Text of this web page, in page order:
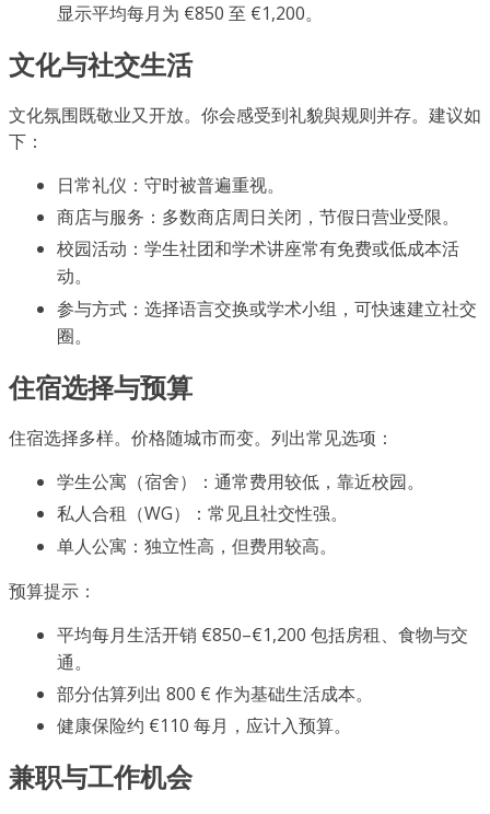
显示平均每月为 €850 至 €1,200。
文化与社交生活
文化氛围既敬业又开放。你会感受到礼貌與规则并存。建议如
下：
日常礼仪：守时被普遍重视。
商店与服务：多数商店周日关闭，节假日营业受限。
校园活动：学生社团和学术讲座常有免费或低成本活
动。
参与方式：选择语言交换或学术小组，可快速建立社交
圈。
住宿选择与预算
住宿选择多样。价格随城市而变。列出常见选项：
学生公寓（宿舍）：通常费用较低，靠近校园。
私人合租（WG）：常见且社交性强。
单人公寓：独立性高，但费用较高。
预算提示：
平均每月生活开销 €850–€1,200 包括房租、食物与交
通。
部分估算列出 800 € 作为基础生活成本。
健康保险约 €110 每月，应计入预算。
兼职与工作机会